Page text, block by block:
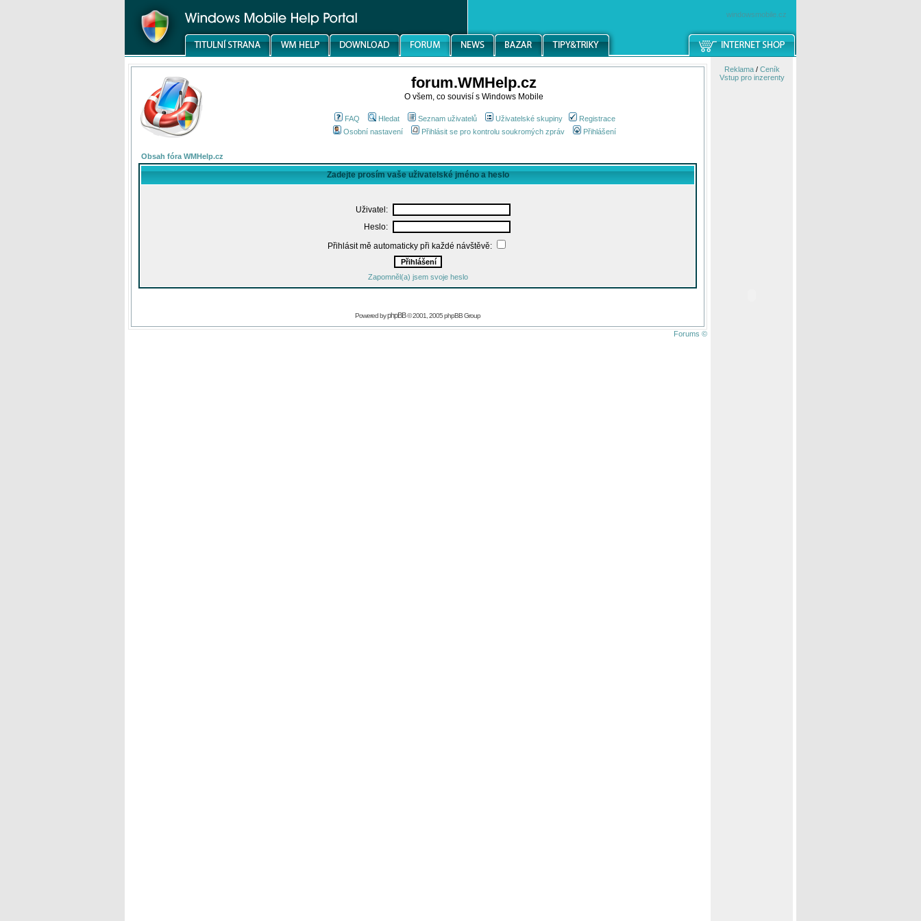
windowsmobile.cz
forum.WMHelp.cz
O všem, co souvisí s Windows Mobile
FAQ Hledat Seznam uživatelů Uživatelské skupiny
Registrace
Osobní nastavení
Přihlásit se pro kontrolu soukromých zpráv Přihlášení
Obsah fóra WMHelp.cz
Zadejte prosím vaše uživatelské jméno a heslo
Uživatel:
Heslo:
Přihlásit mě automaticky při každé návštěvě:
Zapomněl(a) jsem svoje heslo
Powered byphpBB© 2001, 2005 phpBB Group
Forums ©
Reklama/ Ceník
Vstup pro inzerenty